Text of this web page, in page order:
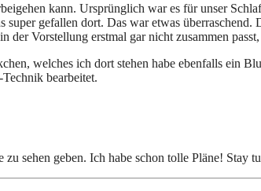
kann. Ursprünglich war es für unser
gefallen dort. Das war etwas
Vorstellung erstmal gar nicht zusammen
welches ich dort stehen habe ebenfalls ein
bearbeitet.
sehen geben. Ich habe schon tolle Pläne! Stay